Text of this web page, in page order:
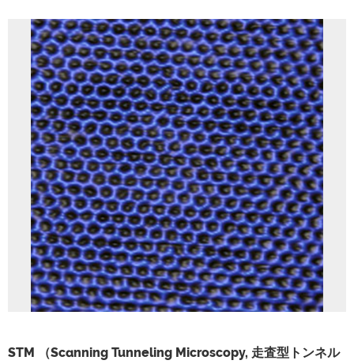
STM
（Scanning Tunneling Microscopy, 走査型トンネル